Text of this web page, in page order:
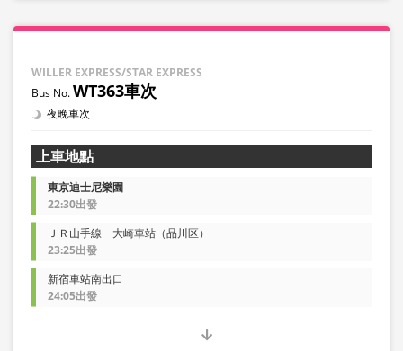
WILLER EXPRESS/STAR EXPRESS
WT363車次
夜晚車次
上車地點
東京迪士尼樂園
22:30出發
ＪＲ山手線 大崎車站（品川区）
23:25出發
新宿車站南出口
24:05出發